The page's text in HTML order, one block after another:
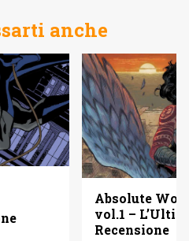
anche
Absolute
vol.1 –
Recensione